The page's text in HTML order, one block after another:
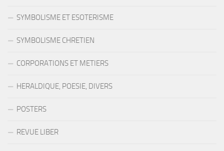
SYMBOLISME ET ESOTERISME
SYMBOLISME CHRETIEN
CORPORATIONS ET METIERS
HERALDIQUE, POESIE, DIVERS
POSTERS
REVUE LIBER